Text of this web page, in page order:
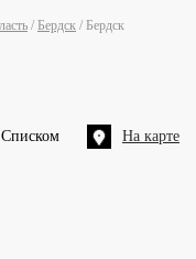
/ Бердск / Бердск
Списком На карте